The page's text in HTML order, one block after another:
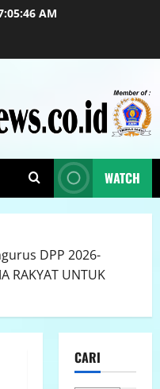
AM
WATCH
DPP 2026-
RAKYAT UNTUK
CARI